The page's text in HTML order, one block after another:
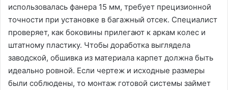
использовалась фанера 15 мм, требует прецизионной
точности при установке в багажный отсек. Специалист
проверяет, как боковины прилегают к аркам колес и
штатному пластику. Чтобы доработка выглядела
заводской, обшивка из материала карпет должна быть
идеально ровной. Если чертеж и исходные размеры
были соблюдены, то монтаж готовой системы займет